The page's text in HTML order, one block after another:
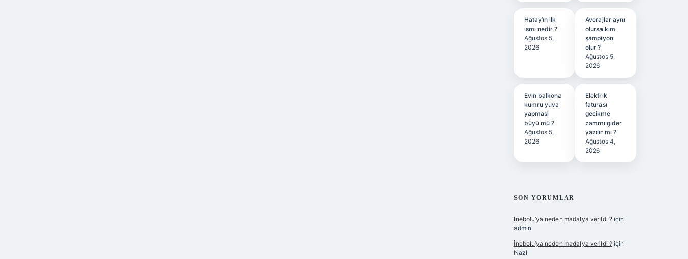
Hatay’ın ilk
ismi nedir ?
Ağustos 5,
2026
Averajlar aynı
olursa kim
şampiyon
olur ?
Ağustos 5,
2026
Evin balkona
kumru yuva
yapmasi
büyü mü ?
Ağustos 5,
2026
Elektrik
faturası
gecikme
zammı gider
yazılır mı ?
Ağustos 4,
2026
SON YORUMLAR
İnebolu’ya neden madalya verildi ?için
admin
İnebolu’ya neden madalya verildi ?için
Nazlı